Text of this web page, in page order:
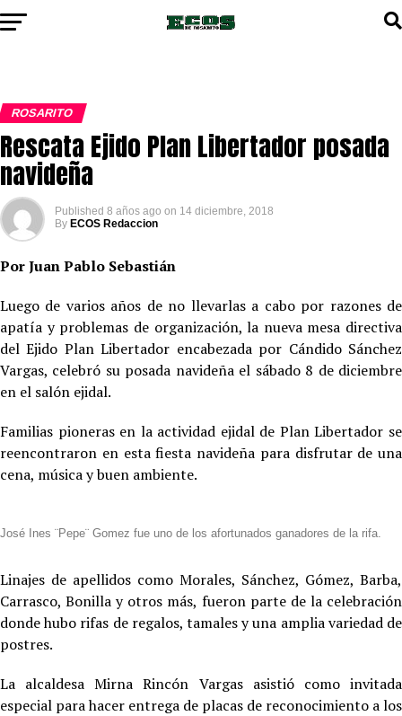
ROSARITO
Rescata Ejido Plan Libertador posada
navideña
Published 8 años ago on 14 diciembre, 2018
By ECOS Redaccion
Por Juan Pablo Sebastián
Luego de varios años de no llevarlas a cabo por razones de
apatía y problemas de organización, la nueva mesa directiva
del Ejido Plan Libertador encabezada por Cándido Sánchez
Vargas, celebró su posada navideña el sábado 8 de diciembre
en el salón ejidal.
Familias pioneras en la actividad ejidal de Plan Libertador se
reencontraron en esta fiesta navideña para disfrutar de una
cena, música y buen ambiente.
José Ines ¨Pepe¨ Gomez fue uno de los afortunados ganadores de la rifa.
Linajes de apellidos como Morales, Sánchez, Gómez, Barba,
Carrasco, Bonilla y otros más, fueron parte de la celebración
donde hubo rifas de regalos, tamales y una amplia variedad de
postres.
La alcaldesa Mirna Rincón Vargas asistió como invitada
especial para hacer entrega de placas de reconocimiento a los